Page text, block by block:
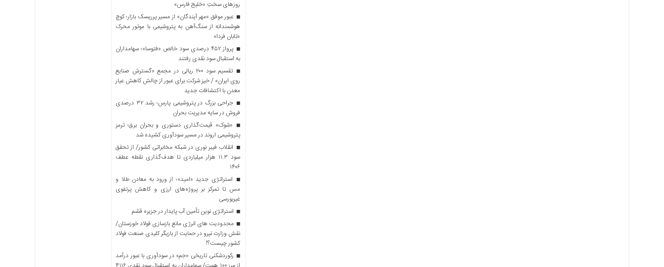
روزهای سختِ «خلیج فارس»
عبور موفق «مهر آیندگان» از مسیر پرریسک بازار؛ کوچ
هوشمندانه از سنگ‌آهن به پتروشیمی با موتور محرک
«تابان فردا»
پرواز ۴۵۲ درصدی سود خالص «فتوسا»؛ سهامداران
به استقبال سود نقدی رفتند
تقسیم سود ۲۰۰ ریالی در مجمع «گسترش صنایع
روی ایران» / خیز شرکت برای عبور از چالش کاهش عیار
معدن با اکتشافات جدید
جراحی بزرگ در پتروشیمی پارس؛ رشد ۳۲ درصدی
فروش در سایه مدیریت بحران
«شوک» قیمت‌گذاری دستوری و بحران برق؛ ترمز
پتروشیمی اروند در مسیر سودآوری کشیده شد
انقلاب فیبر نوری در شبکه مخابراتی کشور/ از تحقق
سود ۱۱.۳ هزار میلیاردی تا هدف‌گذاری نقطه عطف
۱۴۰۶
استراتژی جدید «امید»؛ از ورود به معادن طلا و
مس تا تمرکز بر پروژه‌های ارزی و کاهش پرتفوی
غیربورسی
استراتژی نوین تأمین آب پایدار در جزیره قشم
محدودیت های انرژی مانع بازسازی فولاد خوزستان/
نقش وزارت نیرو در حمایت از بازیگر کلیدی صنعت فولاد
کشور چیست؟!
رکوردشکنی تاریخی «جم» در سودآوری با عبور درآمد